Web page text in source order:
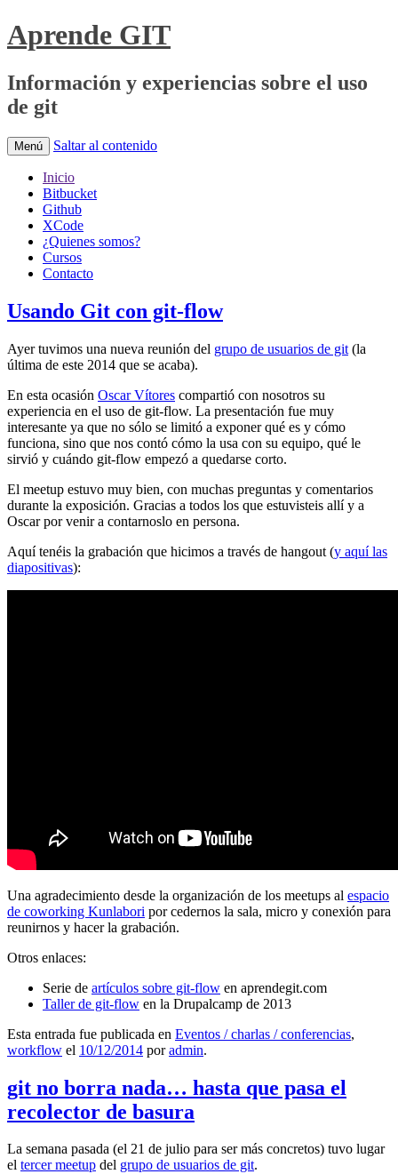
Aprende GIT
Información y experiencias sobre el uso
de git
Menú Saltar al contenido
Inicio
Bitbucket
Github
XCode
¿Quienes somos?
Cursos
Contacto
Usando Git con git-flow
Ayer tuvimos una nueva reunión del grupo de usuarios de git (la
última de este 2014 que se acaba).
En esta ocasión Oscar Vítores compartió con nosotros su
experiencia en el uso de git-flow. La presentación fue muy
interesante ya que no sólo se limitó a exponer qué es y cómo
funciona, sino que nos contó cómo la usa con su equipo, qué le
sirvió y cuándo git-flow empezó a quedarse corto.
El meetup estuvo muy bien, con muchas preguntas y comentarios
durante la exposición. Gracias a todos los que estuvisteis allí y a
Oscar por venir a contarnoslo en persona.
Aquí tenéis la grabación que hicimos a través de hangout (y aquí las
diapositivas):
Una agradecimiento desde la organización de los meetups al espacio
de coworking Kunlabori por cedernos la sala, micro y conexión para
reunirnos y hacer la grabación.
Otros enlaces:
Serie de artículos sobre git-flow en aprendegit.com
Taller de git-flow en la Drupalcamp de 2013
Esta entrada fue publicada en Eventos / charlas / conferencias,
workflow el 10/12/2014 poradmin.
git no borra nada… hasta que pasa el
recolector de basura
La semana pasada (el 21 de julio para ser más concretos) tuvo lugar
el tercer meetup del grupo de usuarios de git.